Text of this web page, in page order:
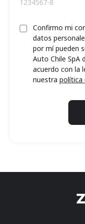
1234567-8
Confirmo mi
datos
por mí pueden
Auto Chile SpA
acuerdo con la
nuestra política